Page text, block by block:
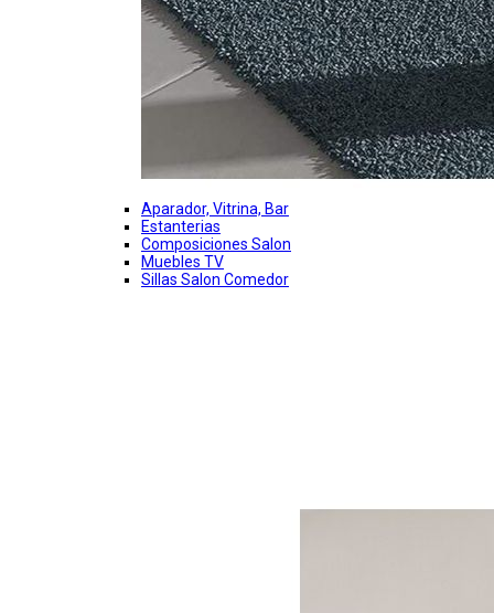
Aparador, Vitrina, Bar
Estanterias
Composiciones Salon
Muebles TV
Sillas Salon Comedor